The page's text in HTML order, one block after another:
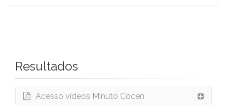
Resultados
Acesso vídeos Minuto Cocen